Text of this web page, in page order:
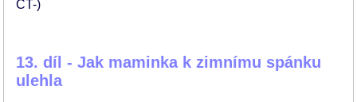
ČT-)
13. díl - Jak maminka k zimnímu spánku
ulehla